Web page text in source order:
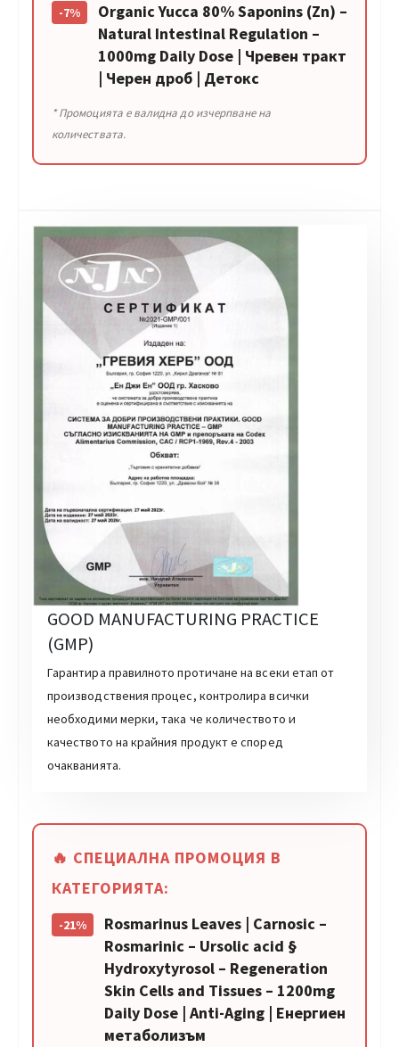
-7%
Organic Yucca 80% Saponins (Zn) –
Natural Intestinal Regulation –
1000mg Daily Dose | Чревен тракт
| Черен дроб | Детокс
* Промоцията е валидна до изчерпване на
количествата.
GOOD MANUFACTURING PRACTICE
(GMP)
Гарантира правилното протичане на всеки етап от
производствения процес, контролира всички
необходими мерки, така че количеството и
качеството на крайния продукт е според
очакванията.
🔥 СПЕЦИАЛНА ПРОМОЦИЯ В
КАТЕГОРИЯТА:
-21%
Rosmarinus Leaves | Carnosic –
Rosmarinic – Ursolic acid §
Hydroxytyrosol – Regeneration
Skin Cells and Tissues – 1200mg
Daily Dose | Anti-Aging | Енергиен
метаболизъм